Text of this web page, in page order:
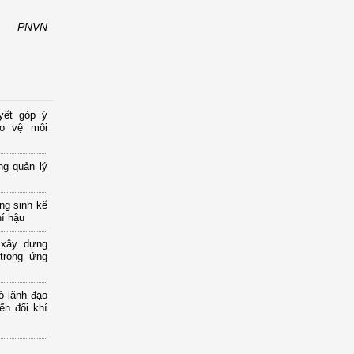
PNVN
góp ý
vệ môi
quản lý
sinh kế
hậu
dựng
ứng
lãnh đạo
đổi khí